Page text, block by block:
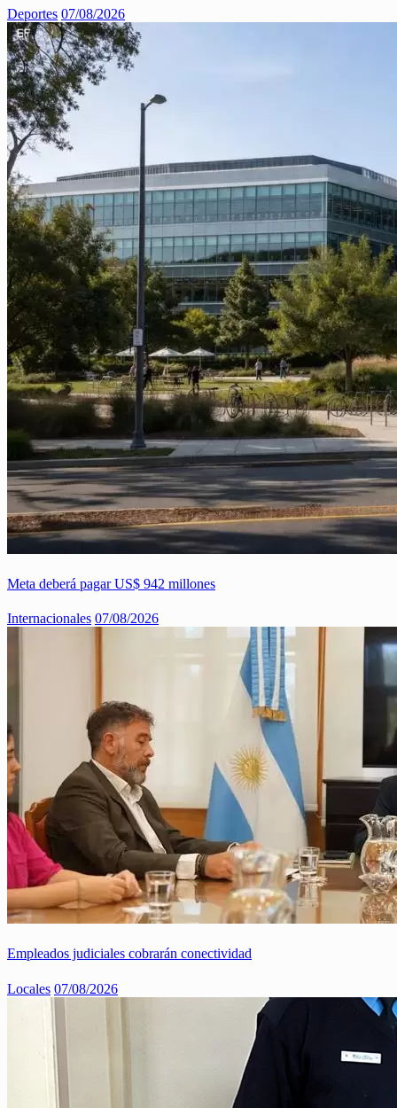
Deportes 07/08/2026
Meta deberá pagar US$ 942 millones
Internacionales 07/08/2026
Empleados judiciales cobrarán conectividad
Locales 07/08/2026